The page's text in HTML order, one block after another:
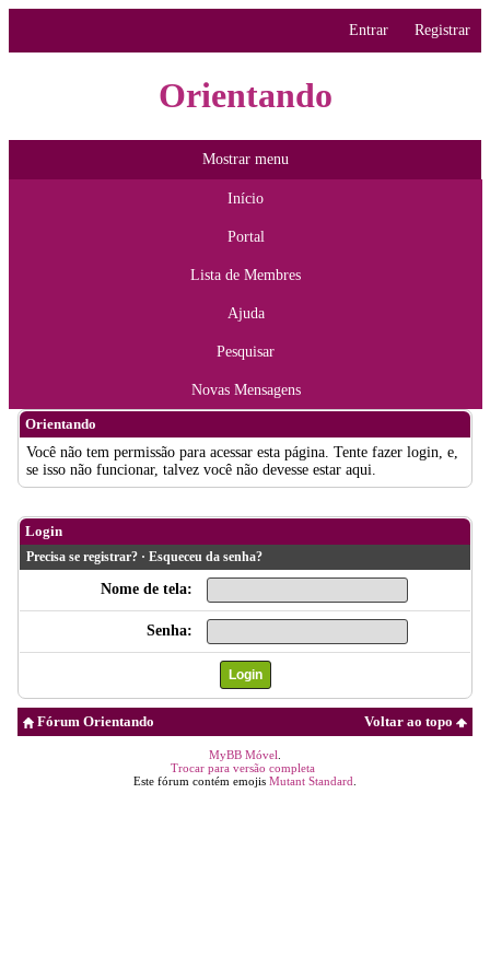
Entrar Registrar
Orientando
Mostrar menu
Início
Portal
Lista de Membres
Ajuda
Pesquisar
Novas Mensagens
Orientando
Você não tem permissão para acessar esta página. Tente fazer login, e,
se isso não funcionar, talvez você não devesse estar aqui.
Login
Precisa se registrar? · Esqueceu da senha?
Nome de tela:
Senha:
Voltar ao topo
Fórum Orientando
MyBB Móvel
Trocar para versão completa
Este fórum contém emojis Mutant Standard